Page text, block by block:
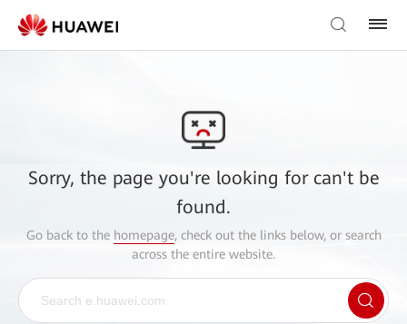
Sorry, the page you're looking for can't be
found.
Go back to the homepage, check out the links below, or search
across the entire website.